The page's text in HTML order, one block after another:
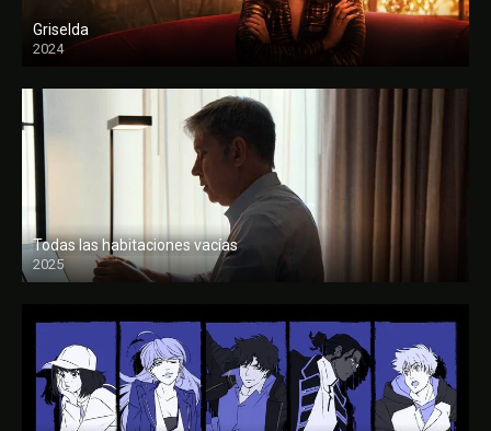
Griselda
2024
Todas las habitaciones vacías
2025
FULL HD